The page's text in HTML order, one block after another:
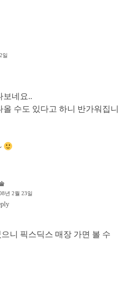
일
보네요..
수도 있다고 하니 반가워집니
년 2월 23일
니 픽스딕스 매장 가면 볼 수